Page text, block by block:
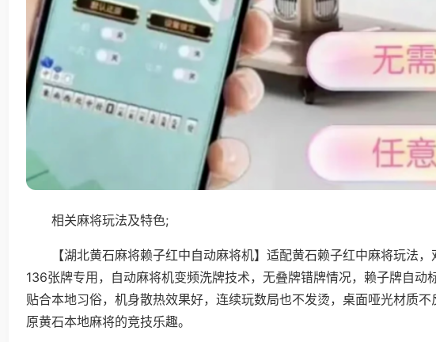
相关麻将玩法及特色;
【湖北黄石麻将赖子红中自动麻将机】适配黄石赖子红中麻将玩法，
136张牌专用，自动麻将机变频洗牌技术，无叠牌错牌情况，赖子牌自动
贴合本地习俗，机身散热效果好，连续玩数局也不发烫，桌面哑光材质
原黄石本地麻将的竞技乐趣。